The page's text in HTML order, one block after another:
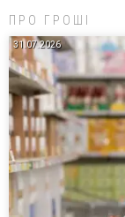
ПРО ГРОШІ
31.07.2026